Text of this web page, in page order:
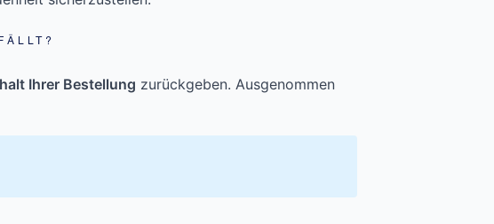
Ihrer Bestellung zurückgeben. Ausgenommen